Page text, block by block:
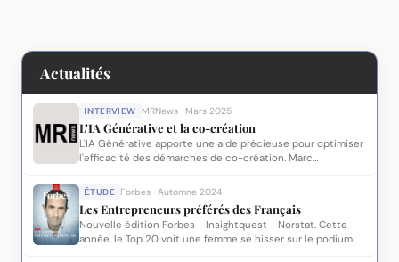
Actualités
INTERVIEW MRNews · Mars 2025
L'IA Générative et la co-création
L'IA Générative apporte une aide précieuse pour optimiser
l'efficacité des démarches de co-création. Marc
travaux de R&D ayant abouti à des modules propriétaires.
ÉTUDE Forbes · Automne 2024
Les Entrepreneurs préférés des Français
Nouvelle édition Forbes - Insightquest - Norstat. Cette
année, le Top 20 voit une femme se hisser sur le podium.